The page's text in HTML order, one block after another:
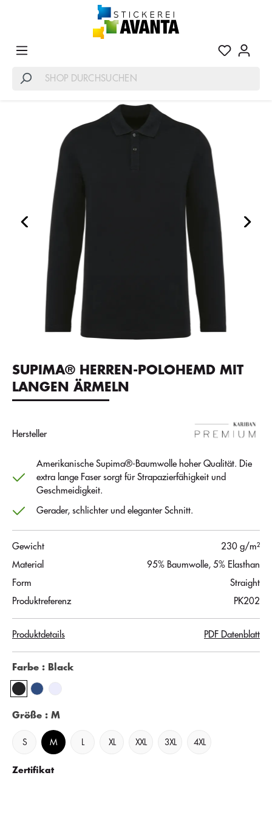
SUPIMA® HERREN-POLOHEMD MIT
LANGEN ÄRMELN
Hersteller
Amerikanische Supima®-Baumwolle hoher Qualität. Die
extra lange Faser sorgt für Strapazierfähigkeit und
Geschmeidigkeit.
Gerader, schlichter und eleganter Schnitt.
Gewicht
230 g/m²
Material
95% Baumwolle, 5% Elasthan
Form
Straight
Produktreferenz
PK202
Produktdetails PDF Datenblatt
Farbe : Black
Größe : M
S M XL XXL 3XL 4XL
Zertifikat